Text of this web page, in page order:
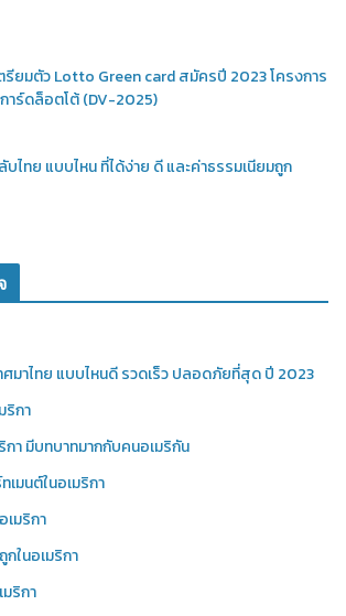
ตรียมตัว Lotto Green card สมัครปี 2023 โครงการ
าร์ดล็อตโต้ (DV-2025)
บไทย แบบไหน ที่ได้ง่าย ดี และค่าธรรมเนียมถูก
ศมาไทย แบบไหนดี รวดเร็ว ปลอดภัยที่สุด ปี 2023
ริกา
กา มีบทบาทมากกับคนอเมริกัน
เมนต์ในอเมริกา
เมริกา
ในอเมริกา
ริกา